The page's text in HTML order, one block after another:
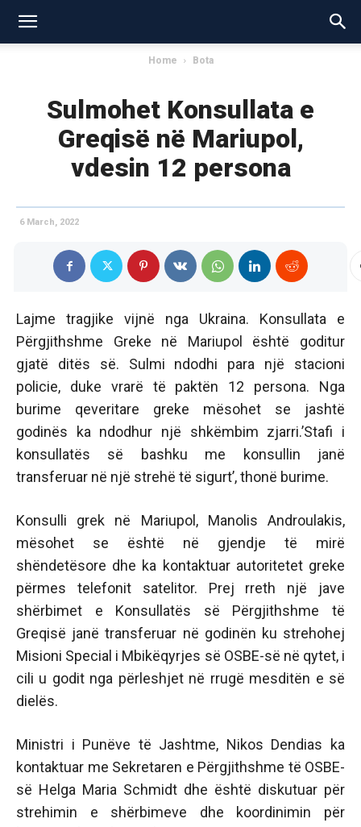
Home Bota
Sulmohet Konsullata e
Greqisë në Mariupol,
vdesin 12 persona
6 March, 2022
Lajme tragjike vijnë nga Ukraina. Konsullata e
Përgjithshme Greke në Mariupol është goditur
gjatë ditës së. Sulmi ndodhi para një stacioni
policie, duke vrarë të paktën 12 persona. Nga
burime qeveritare greke mësohet se jashtë
godinës ka ndodhur një shkëmbim zjarri.’Stafi i
konsullatës së bashku me konsullin janë
transferuar në një strehë të sigurt’, thonë burime.
Konsulli grek në Mariupol, Manolis Androulakis,
mësohet se është në gjendje të mirë
shëndetësore dhe ka kontaktuar autoritetet greke
përmes telefonit satelitor. Prej rreth një jave
shërbimet e Konsullatës së Përgjithshme të
Greqisë janë transferuar në godinën ku strehohej
Misioni Special i Mbikëqyrjes së OSBE-së në qytet, i
cili u godit nga përleshjet në rrugë mesditën e së
dielës.
Ministri i Punëve të Jashtme, Nikos Dendias ka
kontaktuar me Sekretaren e Përgjithshme të OSBE-
së Helga Maria Schmidt dhe është diskutuar për
strehimin e shërbimeve dhe koordinimin për